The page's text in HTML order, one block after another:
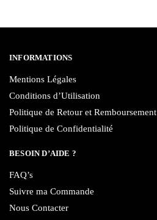
INFORMATIONS
Mentions Légales
Conditions d’Utilisation
Politique de Retour et Remboursement
Politique de Confidentialité
BESOIN D’AIDE ?
FAQ’s
Suivre ma Commande
Nous Contacter